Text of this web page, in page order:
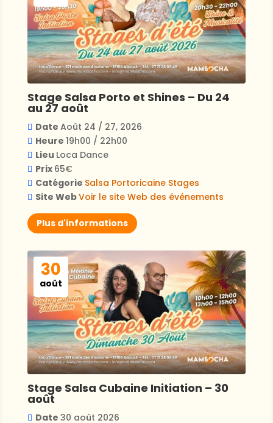
Stage Salsa Porto et Shines – Du 24
au 27 août
Date Août 24 / 27, 2026
Heure 19h00 / 22h00
Lieu Loca Dance
Prix 65€
Catégorie Salsa Portoricaine Stages
Site WebVoir le site Web des événements
Plus d'informations
30
août
Stage Salsa Cubaine Initiation – 30
août
Date 30 août 2026